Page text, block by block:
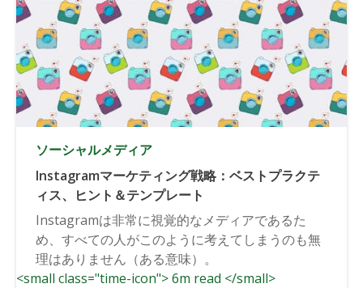
ソーシャルメディア
Instagramマーケティング戦略：ベストプラクテ
ィス、ヒント＆テンプレート
Instagramは非常に視覚的なメディアであるた
め、すべての人がこのように考えてしまうのも無
理はありません（ある意味）。
<small class="time-icon"> 6m read </small>